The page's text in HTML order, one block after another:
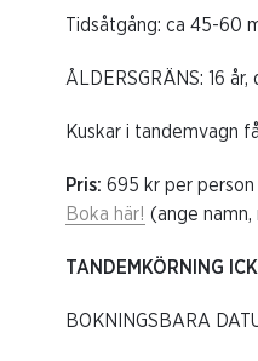
Tidsåtgång: ca 45-60
ÅLDERSGRÄNS: 16
Kuskar i tandemvagn
Pris: 695 kr per
Boka här! (ange
TANDEMKÖRNING
BOKNINGSBARA